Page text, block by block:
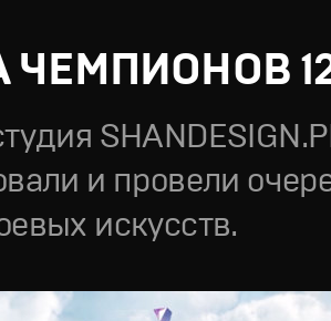
ЧЕМПИОНОВ
и провели
искусств.